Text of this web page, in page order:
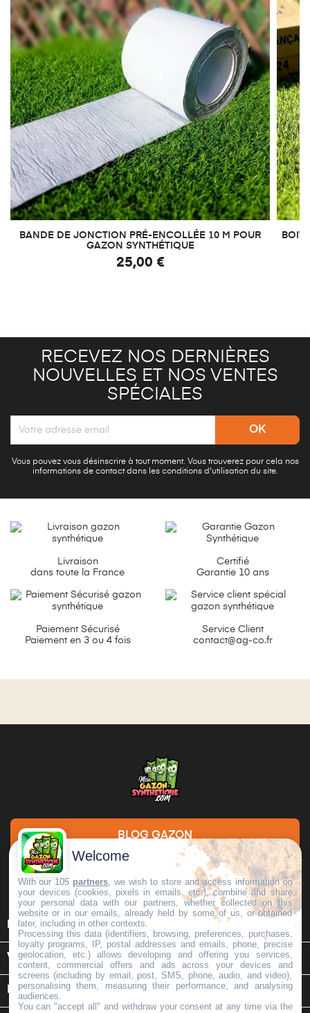
BANDE DE JONCTION PRÉ-ENCOLLÉE 10 M POUR
GAZON SYNTHÉTIQUE
25,00 €
RECEVEZ NOS DERNIÈRES
NOUVELLES ET NOS VENTES
SPÉCIALES
Vous pouvez vous désinscrire à tout moment. Vous trouverez pour cela nos
informations de contact dans les conditions d'utilisation du site.
Livraison
dans toute la France
Certifié
Garantie 10 ans
Paiement Sécurisé
Paiement en 3 ou 4 fois
Service Client
contact@ag-co.fr
BLOG GAZON
DEMANDE DE DEVIS
INFORMATIONS 
VOTRE COMPTE 
INFORMATIONS SUR LE MAGASIN keyboard_arrow_down
Welcome
With our 105 partners , we wish to store and access information on
your devices (cookies, pixels in emails, etc.), combine and share
your personal data with our partners, whether collected on this
website or in our emails, already held by some of us, or obtained
later, including in other contexts.
Processing this data (identifiers, browsing, preferences, purchases,
loyalty programs, IP, postal addresses and emails, phone, precise
geolocation, etc.) allows developing and offering you services,
content, commercial offers and ads across your devices and
screens (including by email, post, SMS, phone, audio, and video),
personalising them, measuring their performance, and analysing
audiences.
You can "accept all" and withdraw your consent at any time via the